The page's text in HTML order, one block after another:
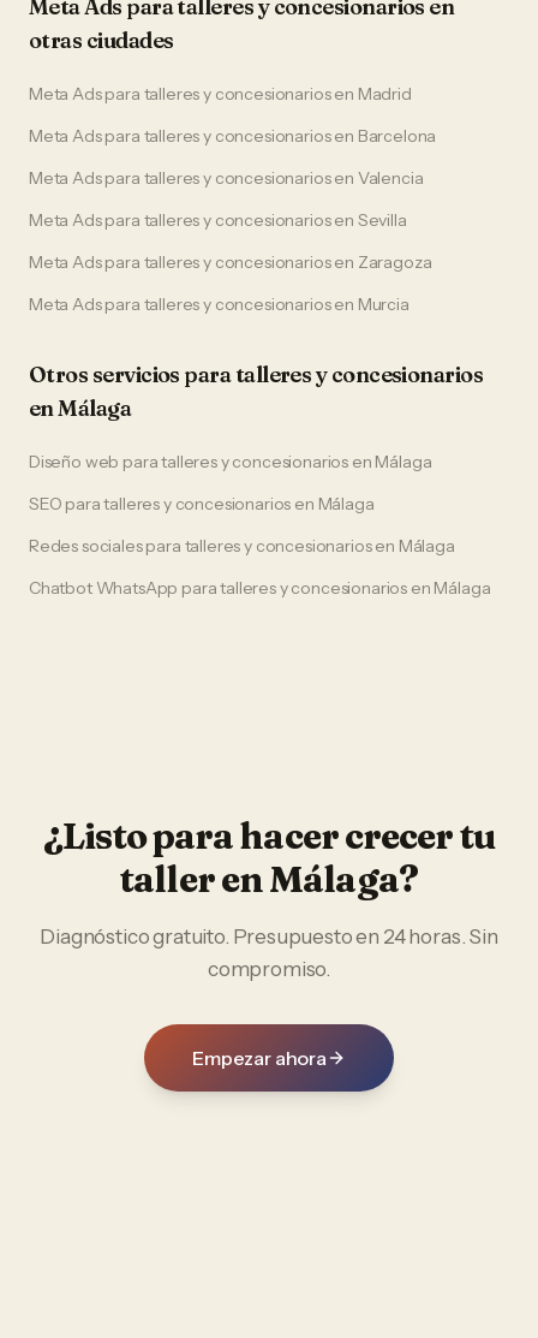
Meta Ads paratalleres y concesionarios en
otras ciudades
Meta Adspara talleres y concesionariosen Madrid
Meta Adspara talleres y concesionariosen Barcelona
Meta Adspara talleres y concesionariosen Valencia
Meta Adspara talleres y concesionariosen Sevilla
Meta Adspara talleres y concesionariosen Zaragoza
Meta Adspara talleres y concesionariosen Murcia
Otros servicios paratalleres y concesionarios
enMálaga
Diseño web paratalleres y concesionarios en Málaga
SEO paratalleres y concesionarios en Málaga
Redes socialespara talleres y concesionariosen Málaga
Chatbot WhatsApp paratalleres y concesionarios en Málaga
¿Listo para hacer crecer tu
tallerenMálaga?
Diagnóstico gratuito. Presupuesto en 24 horas. Sin
compromiso.
Empezar ahora